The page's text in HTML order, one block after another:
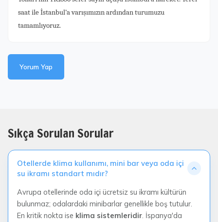
saat ile İstanbul’a varışımızın ardından turumuzu
tamamlıyoruz.
Yorum Yap
Sıkça Sorulan Sorular
Otellerde klima kullanımı, mini bar veya oda içi
su ikramı standart mıdır?
Avrupa otellerinde oda içi ücretsiz su ikramı kültürün
bulunmaz; odalardaki minibarlar genellikle boş tutulur.
En kritik nokta ise klima sistemleridir. İspanya'da